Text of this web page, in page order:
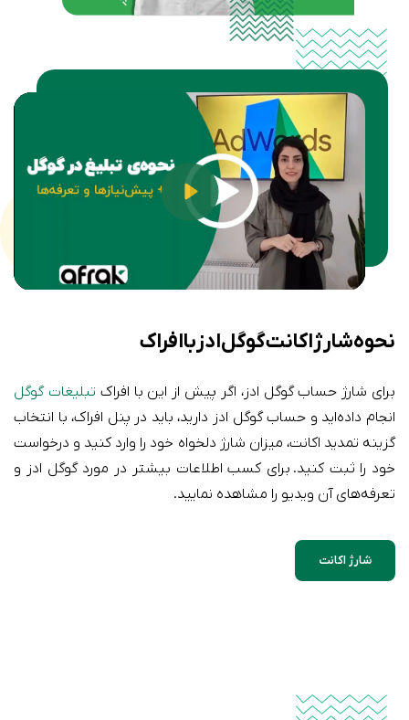
Play
نحوه شارژ اکانت گوگل ادز با افراک
برای شارژ حساب گوگل ادز، اگر پیش از این با افراک تبلیغات گوگل
انجام داده‌اید و حساب گوگل ادز دارید، باید در پنل افراک، با انتخاب
گزینه تمدید اکانت، میزان شارژ دلخواه خود را وارد کنید و درخواست
خود را ثبت کنید. برای کسب اطلاعات بیشتر در مورد گوگل ادز و
تعرفه‌های آن ویدیو را مشاهده نمایید.
شارژ اکانت